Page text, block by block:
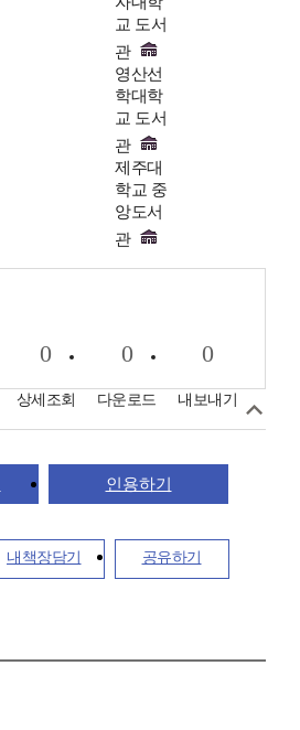
교 도서
관
영산선
학대학
교 도서
관
제주대
학교 중
앙도서
관
0
상세조회
0
다운로드
0
내보내기
인용하기
내책장담기 공유하기